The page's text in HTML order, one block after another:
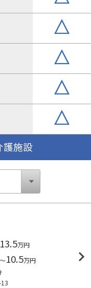
護施設
万円
10.5万円